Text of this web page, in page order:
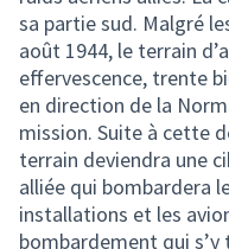
sa partie sud. Malgré
août 1944, le terrain
effervescence, trente
en direction de la
mission. Suite à cette
terrain deviendra une
alliée qui bombardera
installations et les
bombardement qui